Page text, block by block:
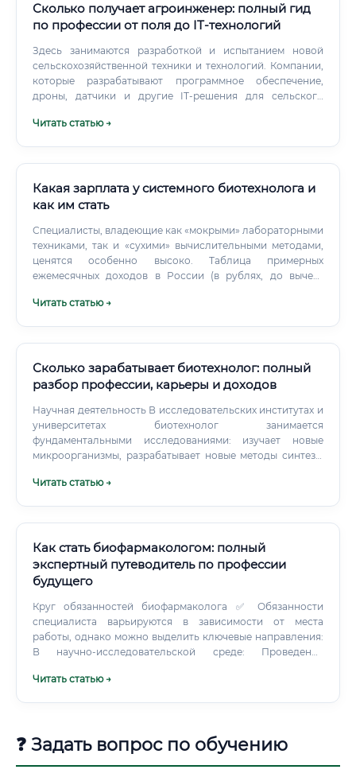
Сколько получает агроинженер: полный гид
по профессии от поля до IT-технологий
Здесь занимаются разработкой и испытанием новой
сельскохозяйственной техники и технологий. Компании,
которые разрабатывают программное обеспечение,
дроны, датчики и другие IT-решения для сельского
Читать статью →
Какая зарплата у системного биотехнолога и
как им стать
Специалисты, владеющие как «мокрыми» лабораторными
техниками, так и «сухими» вычислительными методами,
ценятся особенно высоко. Таблица примерных
ежемесячных доходов в России (в рублях, до вычета
Читать статью →
Сколько зарабатывает биотехнолог: полный
разбор профессии, карьеры и доходов
Научная деятельность В исследовательских институтах и
университетах биотехнолог занимается
фундаментальными исследованиями: изучает новые
микроорганизмы, разрабатывает новые методы синтеза,
и партнёрами Биотехнолог работает в команде.
Читать статью →
Как стать биофармакологом: полный
экспертный путеводитель по профессии
будущего
Круг обязанностей биофармаколога ✅ Обязанности
специалиста варьируются в зависимости от места
работы, однако можно выделить ключевые направления:
В научно-исследовательской среде: Проведение
лабораторных животных Разработка и валидация
Разработка лекарственных форм с учётом
Читать статью →
❓ Задать вопрос по обучению